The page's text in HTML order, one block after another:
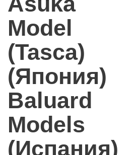
Model
(Tasca)
(Япония)
Baluard
Models
(Испания)